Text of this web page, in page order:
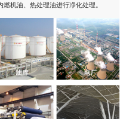
机油、热处理油进行净化处理。